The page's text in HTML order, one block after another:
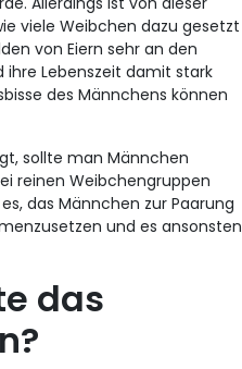
viele Weibchen dazu gesetzt
von Eiern sehr an den
Lebenszeit damit stark
des Männchens können
sollte man Männchen
reinen Weibchengruppen
das Männchen zur Paarung
und es ansonsten
das